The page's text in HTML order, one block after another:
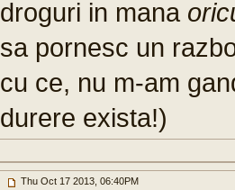
droguri in mana
sa pornesc un
cu ce, nu m-am
durere exista!)
Thu Oct 17 2013, 06:40PM